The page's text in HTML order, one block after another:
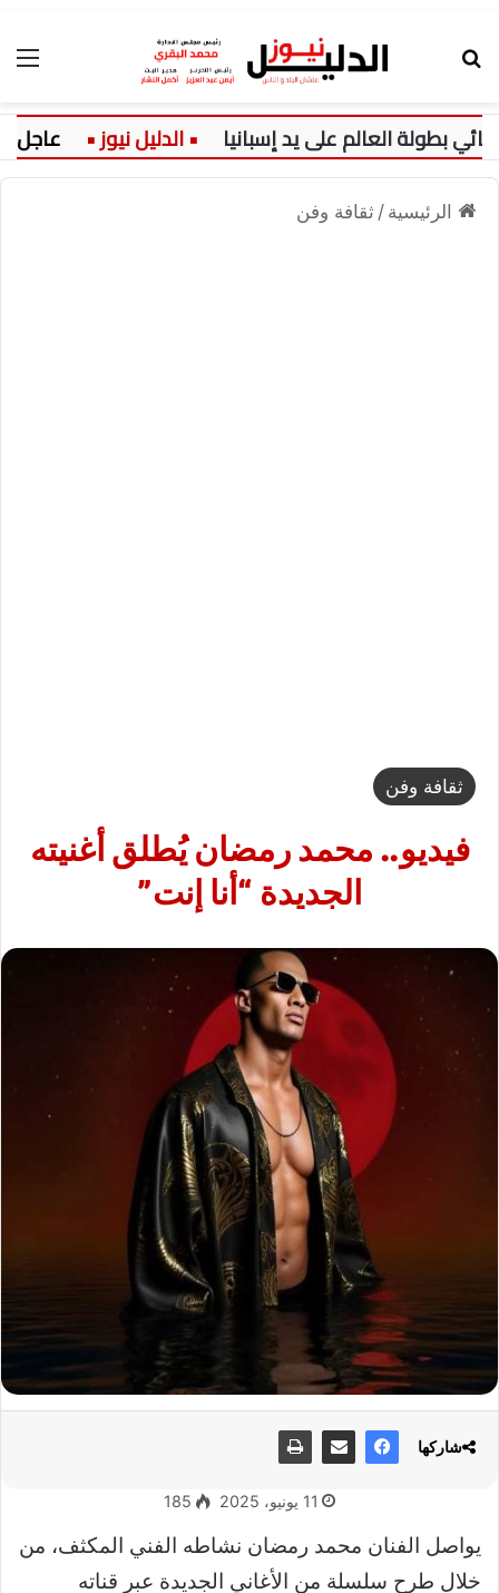
العالم على يد إسبانيا عاجل:
الرئيسية / ثقافة وفن
ثقافة وفن
فيديو.. محمد رمضان يُطلق أغنيته
الجديدة “أنا إنت”
11 يونيو، 2025 185
يواصل الفنان محمد رمضان نشاطه الفني المكثف، من
خلال طرح سلسلة من الأغاني الجديدة عبر قناته
شاركها